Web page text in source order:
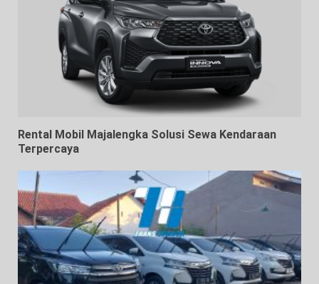
Rental Mobil Majalengka Solusi Sewa Kendaraan
Terpercaya